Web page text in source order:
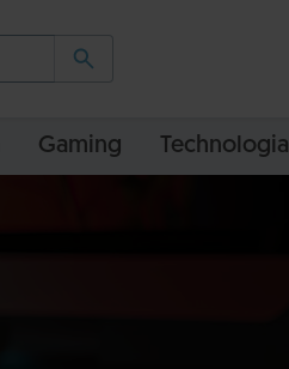
Gaming Technologia